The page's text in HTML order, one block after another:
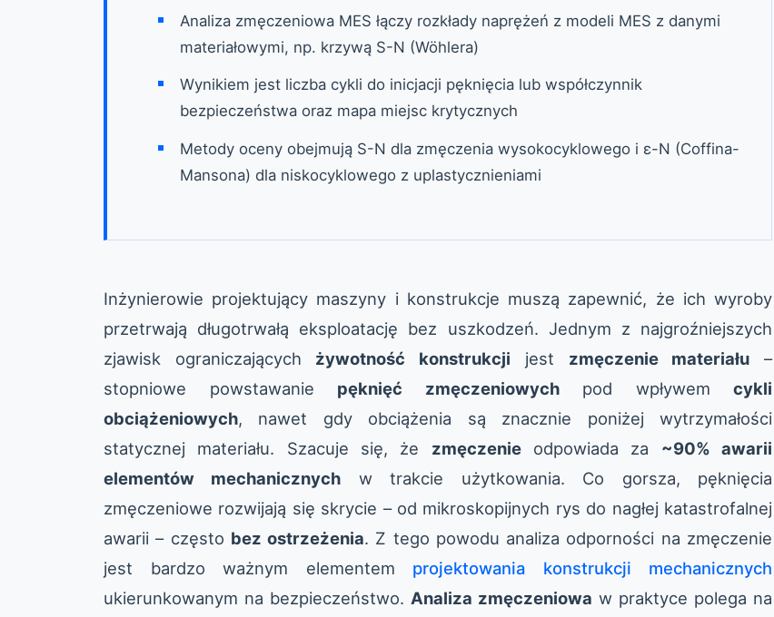
Analiza zmęczeniowa MES łączy rozkłady naprężeń z modeli MES z danymi
materiałowymi, np. krzywą S-N (Wöhlera)
Wynikiem jest liczba cykli do inicjacji pęknięcia lub współczynnik
bezpieczeństwa oraz mapa miejsc krytycznych
Metody oceny obejmują S-N dla zmęczenia wysokocyklowego i ε-N (Coffina-
Mansona) dla niskocyklowego z uplastycznieniami
Inżynierowie projektujący maszyny i konstrukcje muszą zapewnić, że ich wyroby
przetrwają długotrwałą eksploatację bez uszkodzeń. Jednym z najgroźniejszych
zjawisk ograniczających żywotność konstrukcji jest zmęczenie materiału –
stopniowe powstawanie pęknięć zmęczeniowychpod wpływem cykli
obciążeniowych, nawet gdy obciążenia są znacznie poniżej wytrzymałości
statycznej materiału. Szacuje się, że zmęczenieodpowiada za ~90% awarii
elementów mechanicznych w trakcie użytkowania. Co gorsza, pęknięcia
zmęczeniowe rozwijają się skrycie – od mikroskopijnych rys do nagłej katastrofalnej
awarii – często bez ostrzeżenia. Z tego powodu analiza odporności na zmęczenie
jest bardzo ważnym elementem projektowania konstrukcji mechanicznych
ukierunkowanym na bezpieczeństwo. Analiza zmęczeniowa w praktyce polega na